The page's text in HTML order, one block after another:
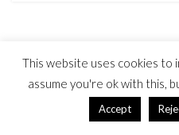
© 2023 MYG Inc -
This website uses cookies to
assume you're ok with this,
Accept